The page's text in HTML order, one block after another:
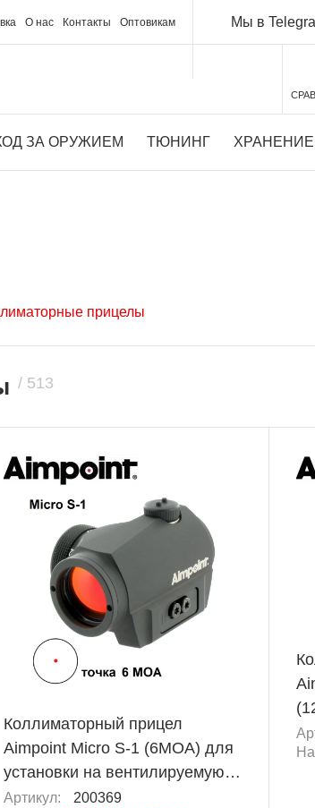
О нас Контакты Оптовикам Мы в
ЗА ОРУЖИЕМ ТЮНИНГ ХРАНЕНИЕ
прицелы
Коллиматорный прицел
Aimpoint Micro S-1 (6MOA) для
установки на вентилируемую
планку ружья (200369)
Артикул:
200369